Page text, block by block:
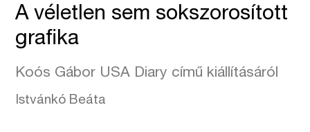
A véletlen sem sokszorosított
grafika
Koós Gábor USA Diary című kiállításáról
Istvánkó Beáta